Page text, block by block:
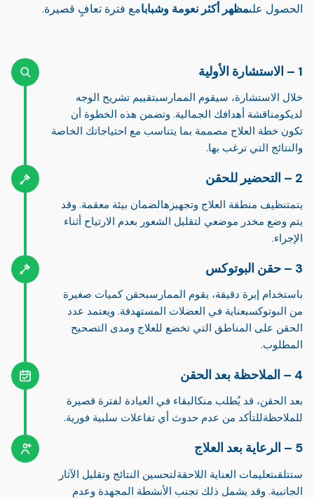
الحصول علىمظهر أكثر نعومة وشبابامع فترة تعافٍ قصيرة.
الاستشارة الأولية
خلال الاستشارة، سيقوم الممارسبتقييم تشريح الوجه
لديكومناقشة أهدافك الجمالية. وتضمن هذه الخطوة أن
تكون خطة العلاج مصممة بما يتناسب مع احتياجاتك الخاصة
والنتائج التي ترغب بها.
التحضير للحقن
يتمتنظيف منطقة العلاج وتجهيزهالضمان بيئة معقمة. وقد
يتم وضع مخدر موضعي لتقليل الشعور بعدم الارتياح أثناء
الإجراء.
حقن البوتوكس
باستخدام إبرة دقيقة، يقوم الممارسبحقن كميات صغيرة
من البوتوكسبعناية في العضلات المستهدفة. ويعتمد عدد
الحقن على المناطق التي تخضع للعلاج ومدى التصحيح
المطلوب.
الملاحظة بعد الحقن
بعد الحقن، قد يُطلب منكالبقاء في العيادة لفترة قصيرة
للملاحظةللتأكد من عدم حدوث أي تفاعلات سلبية فورية.
الرعاية بعد العلاج
ستتلقىتعليمات العناية اللاحقةلتحسين النتائج وتقليل الآثار
الجانبية. وقد يشمل ذلك تجنب الأنشطة المجهدة وعدم